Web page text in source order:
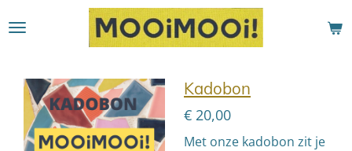
direct
hoofdinhoud
Kadobon
€ 20,00
Met onze kadobon zit je